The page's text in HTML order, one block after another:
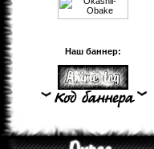
Наш баннер: